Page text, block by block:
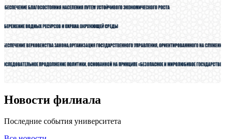
Новости филиала
Последние события университета